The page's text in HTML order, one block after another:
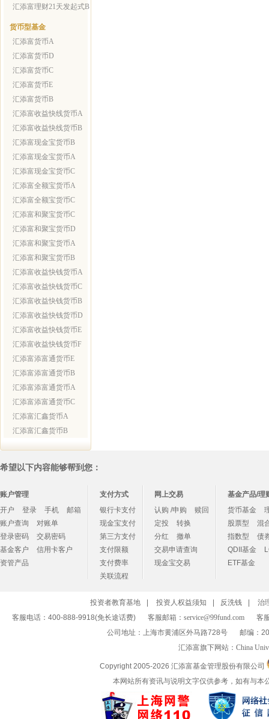
汇添富理财21天发起式B
货币型基金
汇添富货币A
汇添富货币D
汇添富货币C
汇添富货币E
汇添富货币B
汇添富收益快线货币A
汇添富收益快线货币B
汇添富现金宝货币B
汇添富现金宝货币A
汇添富现金宝货币C
汇添富全额宝货币A
汇添富全额宝货币C
汇添富和聚宝货币C
汇添富和聚宝货币D
汇添富和聚宝货币A
汇添富和聚宝货币B
汇添富收益快钱货币A
汇添富收益快钱货币C
汇添富收益快钱货币B
汇添富收益快钱货币D
汇添富收益快钱货币E
汇添富收益快钱货币F
汇添富添富通货币E
汇添富添富通货币B
汇添富添富通货币A
汇添富添富通货币C
汇添富汇鑫货币A
汇添富汇鑫货币B
希望以下内容能够帮到您：
账户管理
开户
登录 手机
邮箱
账户查询
对账单
登录密码
交易密码
基金客户
信用卡客户
资管产品
支付方式
银行卡支付
现金宝支付
第三方支付
支付限额
支付费率
关联流程
网上交易
认购 /申购
赎回
定投
转换
分红
撤单
交易申请查询
现金宝交易
基金产品/理
货币基金
股票型
混
指数型
债
QDII基金
ETF基金
投资者教育基地 投资人权益须知 反洗钱
治
客服电话：400-888-9918(免长途话费)
客服邮箱： service@99fund.com
客
公司地址：上海市黄浦区外马路728号
邮编：
汇添富旗下网站： China
Copyright 2005-2026 汇添富基金管理股份有限公司
本网站所有资讯与说明文字仅供参考，如有与本